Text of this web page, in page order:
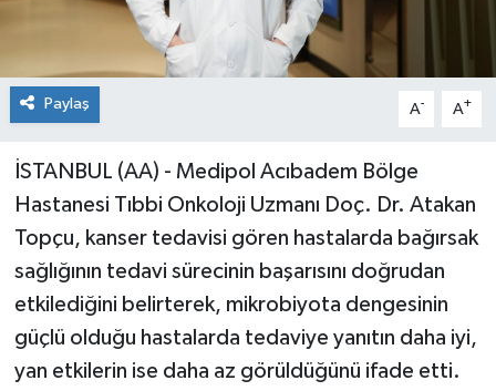
Paylaş A- A+
İSTANBUL (AA) - Medipol Acıbadem Bölge
Hastanesi Tıbbi Onkoloji Uzmanı Doç. Dr. Atakan
Topçu, kanser tedavisi gören hastalarda bağırsak
sağlığının tedavi sürecinin başarısını doğrudan
etkilediğini belirterek, mikrobiyota dengesinin
güçlü olduğu hastalarda tedaviye yanıtın daha iyi,
yan etkilerin ise daha az görüldüğünü ifade etti.